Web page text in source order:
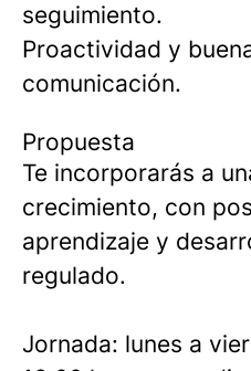
seguimiento.
Proactividad y
comunicación.
Propuesta
Te incorporarás a
crecimiento, con
aprendizaje y
regulado.
Jornada: lunes a